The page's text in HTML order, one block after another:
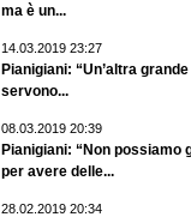
ma è un...
14.03.2019 23:27
Pianigiani: “Un’altra
servono...
08.03.2019 20:39
Pianigiani: “Non possiamo
per avere delle...
28.02.2019 20:34